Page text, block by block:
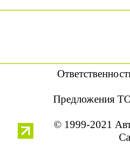
Предложения
© 1999-2021